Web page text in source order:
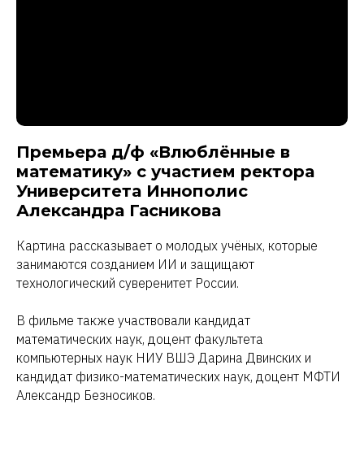
Премьера д/ф «Влюблённые в
математику» с участием ректора
Университета Иннополис
Александра Гасникова
Картина рассказывает о молодых учёных, которые
занимаются созданием ИИ и защищают
технологический суверенитет России.
В фильме также участвовали кандидат
математических наук, доцент факультета
компьютерных наук НИУ ВШЭ Дарина Двинских и
кандидат физико-математических наук, доцент МФТИ
Александр Безносиков.